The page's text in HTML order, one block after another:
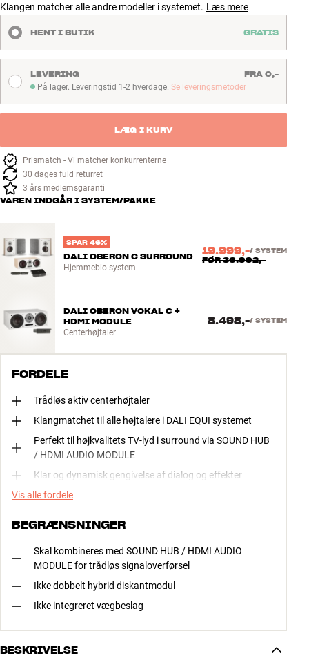
Klangen matcher alle andre modeller i systemet. Læs mere
HENT I BUTIK GRATIS
På lager. Leveringstid 1-2 hverdage
På lager. Leveringstid 1-2 hverdage. Se leveringsmetoder
LEVERING FRA 0,-
LÆG I KURV
Prismatch - Vi matcher konkurrenterne
30 dages fuld returret
3 års medlemsgaranti
VAREN INDGÅR I SYSTEM/PAKKE
SPAR 46%
DALI OBERON C SURROUND
Hjemmebio-system
19.999,-/ SYSTEM
FØR36.992,-
DALI OBERON VOKAL C +
HDMI MODULE
Centerhøjtaler
8.498,-/ SYSTEM
FORDELE
Trådløs aktiv centerhøjtaler
Klangmatchet til alle højtalere i DALI EQUI systemet
Perfekt til højkvalitets TV-lyd i surround via SOUND HUB
/ HDMI AUDIO MODULE
Klar og dynamisk gengivelse af dialog og effekter
Vis alle fordele
BEGRÆNSNINGER
Skal kombineres med SOUND HUB / HDMI AUDIO
MODULE for trådløs signaloverførsel
Ikke dobbelt hybrid diskantmodul
Ikke integreret vægbeslag
BESKRIVELSE